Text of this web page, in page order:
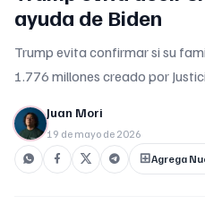
ayuda de Biden
Trump evita confirmar si su
1.776 millones creado por
Juan Mori
19 de mayo de 2026
Agrega